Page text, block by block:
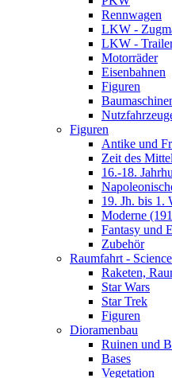
Rennwagen
LKW -
LKW -
Motorräder
Eisenbahnen
Figuren
Figuren
Antike und
Zeit des
16.-18.
19. Jh. bis 1.
Moderne
Fantasy und
Zubehör
Raumfahrt -
Raketen,
Star Wars
Star Trek
Figuren
Dioramenbau
Ruinen und
Bases
Vegetation